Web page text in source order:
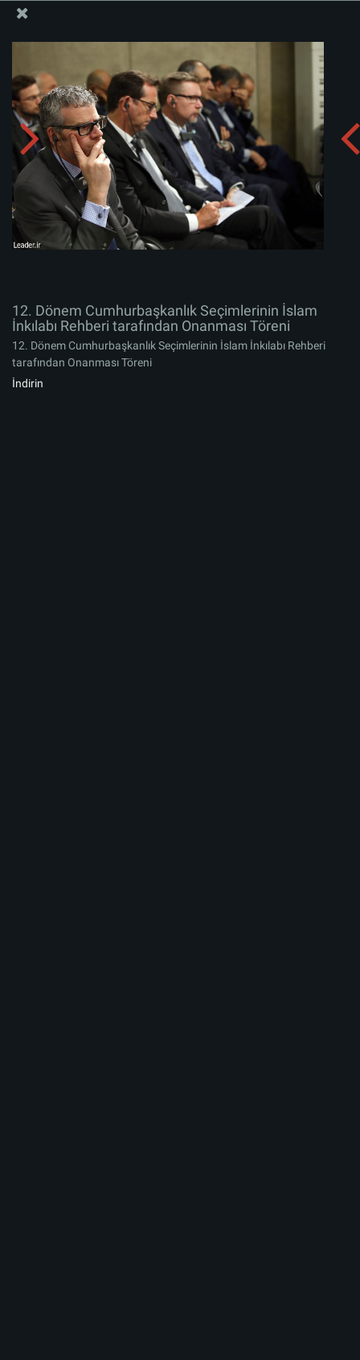
12. Dönem Cumhurbaşkanlık Seçimlerinin İslam
İnkılabı Rehberi tarafından Onanması Töreni
Albümü indirin:
12. Dönem Cumhurbaşkanlık Seçimlerinin İslam
İnkılabı Rehberi tarafından Onanması Töreni
12. Dönem Cumhurbaşkanlık Seçimlerinin İslam İnkılabı Rehberi
tarafından Onanması Töreni
İndirin